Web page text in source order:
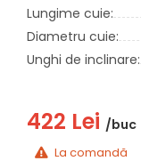
Lungime cuie:
Diametru cuie:
Unghi de inclinare:
422 Lei /buc
La comandă